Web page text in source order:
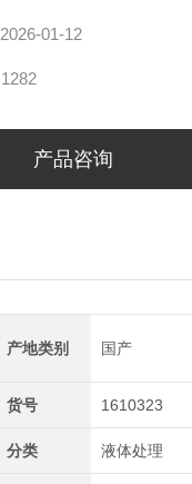
2026-01-12
1282
产品咨询
产地类别 国产
货号 1610323
分类 液体处理